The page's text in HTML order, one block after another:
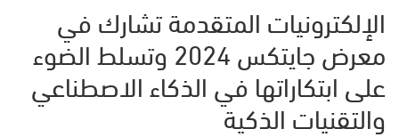
الإلكترونيات المتقدمة تشارك في
معرض جايتكس 2024 وتسلط الضوء
على ابتكاراتها في الذكاء الاصطناعي
والتقنيات الذكية